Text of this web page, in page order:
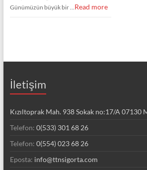
Günümüzün büyük bir … Read more
İletişim
Kızıltoprak Mah. 938 Sokak no:17/A 07130
Telefon: 0(533) 301 68 26
Telefon: 0(554) 023 68 26
Eposta: info@ttnsigorta.com